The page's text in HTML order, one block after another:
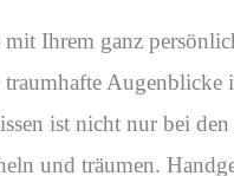
Ihrem ganz
traumhafte
ist nicht nur bei
und träumen.